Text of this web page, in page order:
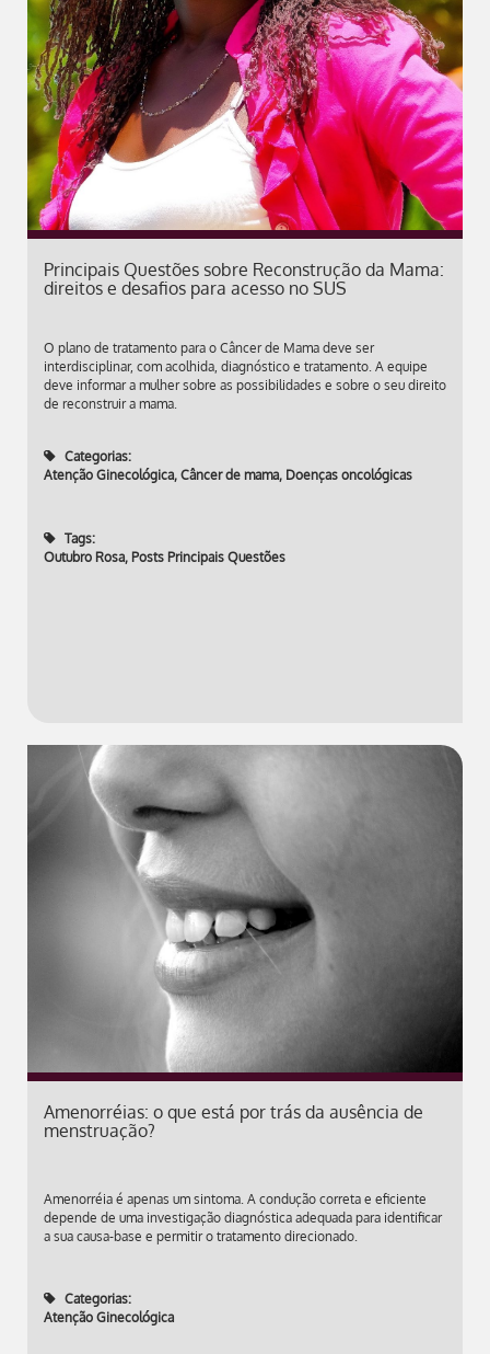
Principais Questões sobre Reconstrução da Mama:
direitos e desafios para acesso no SUS
O plano de tratamento para o Câncer de Mama deve ser
interdisciplinar, com acolhida, diagnóstico e tratamento. A equipe
deve informar a mulher sobre as possibilidades e sobre o seu direito
de reconstruir a mama.
Categorias:
Atenção Ginecológica, Câncer de mama, Doenças oncológicas
Tags:
Outubro Rosa, Posts Principais Questões
Amenorréias: o que está por trás da ausência de
menstruação?
Amenorréia é apenas um sintoma. A condução correta e eficiente
depende de uma investigação diagnóstica adequada para identificar
a sua causa-base e permitir o tratamento direcionado.
Categorias:
Atenção Ginecológica